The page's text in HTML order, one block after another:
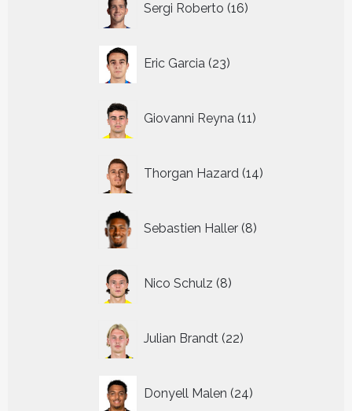
Sergi Roberto 16
producten
Eric Garcia 23
producten
Giovanni Reyna 11
producten
Thorgan Hazard 14
producten
Sebastien Haller 8
producten
Nico Schulz 8
producten
Julian Brandt 22
producten
Donyell Malen 24
producten